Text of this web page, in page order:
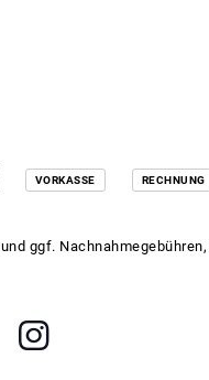
VORKASSE RECHNUNG
und ggf.